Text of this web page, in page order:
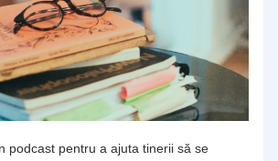
podcast pentru a ajuta tinerii să se